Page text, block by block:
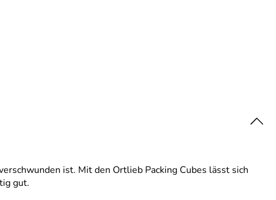
ist. Mit den Ortlieb Packing Cubes lässt sich
gut.